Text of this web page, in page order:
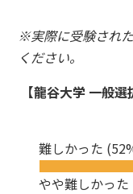
※実際に受験され
ください。
【龍谷大学 一般
難しかった
やや難しかった